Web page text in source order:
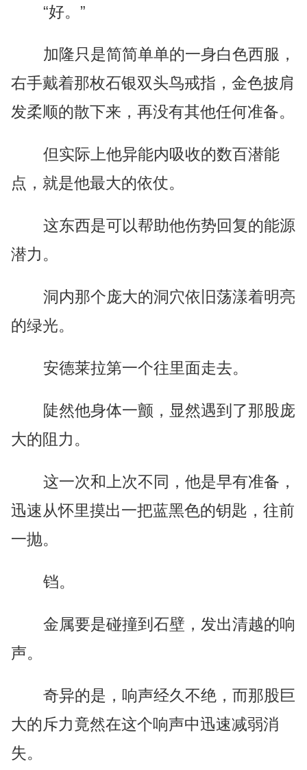
“好。”
加隆只是简简单单的一身白色西服，
右手戴着那枚石银双头鸟戒指，金色披肩
发柔顺的散下来，再没有其他任何准备。
但实际上他异能内吸收的数百潜能
点，就是他最大的依仗。
这东西是可以帮助他伤势回复的能源
潜力。
洞内那个庞大的洞穴依旧荡漾着明亮
的绿光。
安德莱拉第一个往里面走去。
陡然他身体一颤，显然遇到了那股庞
大的阻力。
这一次和上次不同，他是早有准备，
迅速从怀里摸出一把蓝黑色的钥匙，往前
一抛。
铛。
金属要是碰撞到石壁，发出清越的响
声。
奇异的是，响声经久不绝，而那股巨
大的斥力竟然在这个响声中迅速减弱消
失。